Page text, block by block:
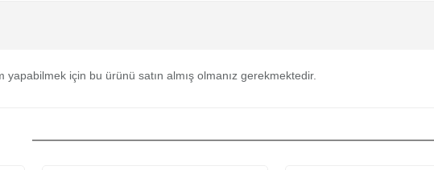
için bu ürünü satın almış olmanız gerekmektedir.